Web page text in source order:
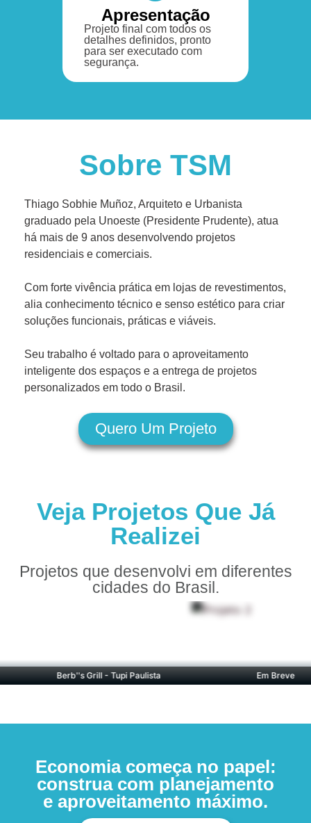
Apresentação
Projeto final com todos os
detalhes definidos, pronto
para ser executado com
segurança.
Sobre TSM
Thiago Sobhie Muñoz, Arquiteto e Urbanista
graduado pela Unoeste (Presidente Prudente), atua
há mais de 9 anos desenvolvendo projetos
residenciais e comerciais.
Com forte vivência prática em lojas de revestimentos,
alia conhecimento técnico e senso estético para criar
soluções funcionais, práticas e viáveis.
Seu trabalho é voltado para o aproveitamento
inteligente dos espaços e a entrega de projetos
personalizados em todo o Brasil.
Quero Um Projeto
Veja Projetos Que Já
Realizei
Projetos que desenvolvi em diferentes
cidades do Brasil.
Berb''s Grill - Tupi Paulista Em Breve
Economia começa no papel:
construa com planejamento
e aproveitamento máximo.